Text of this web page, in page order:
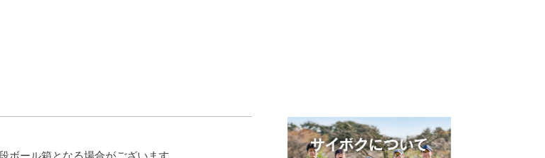
ボール箱となる場合がございます。